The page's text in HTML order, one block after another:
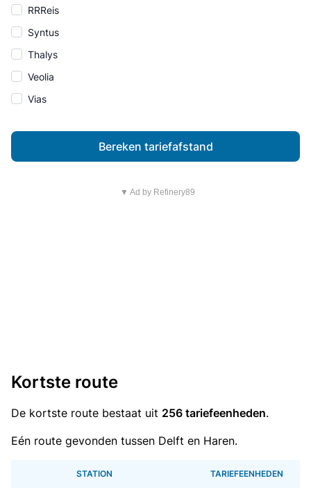
RRReis
Syntus
Thalys
Veolia
Vias
Bereken tariefafstand
▼ Ad by Refinery89
Kortste route
De kortste route bestaat uit 256 tariefeenheden.
Eén route gevonden tussen Delft en Haren.
STATION TARIEFEENHEDEN